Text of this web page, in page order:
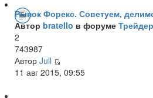
Рынок Форекс. Советуем,
Автор bratello в форуме
2
743987
Автор Jull
11 авг 2015, 09:55